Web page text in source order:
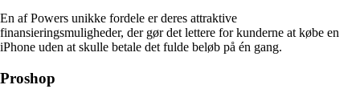
En af Powers unikke fordele er deres attraktive
finansieringsmuligheder, der gør det lettere for kunderne at købe en
iPhone uden at skulle betale det fulde beløb på én gang.
Proshop